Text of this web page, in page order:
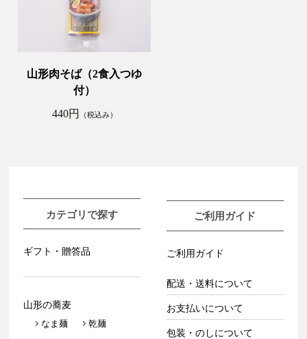
山形肉そば（2食入つゆ
付）
440円
（税込み）
カテゴリで探す
ギフト・贈答品
山形の蕎麦
なま麺
乾麺
ご利用ガイド
ご利用ガイド
配送・送料について
お支払いについて
包装・のしについて